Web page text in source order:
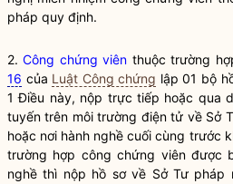
pháp quy định.
2.Công chứng viên thuộc trường
16 của Luật Công chứng lập 01 bộ
1 Điều này, nộp trực tiếp hoặc qua
tuyến trên môi trường điện tử về Sở
hoặc nơi hành nghề cuối cùng trước
trường hợp công chứng viênđược
nghề thì nộp hồ sơ về Sở Tư pháp